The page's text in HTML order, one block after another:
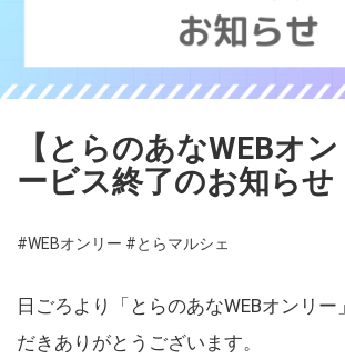
【とらのあなWEBオ
ービス終了のお知らせ
#WEBオンリー #とらマルシェ
日ごろより「とらのあなWEBオンリー
だきありがとうございます。